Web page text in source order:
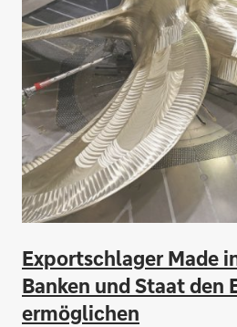
Exportschlager Made
Banken und Staat den
ermöglichen